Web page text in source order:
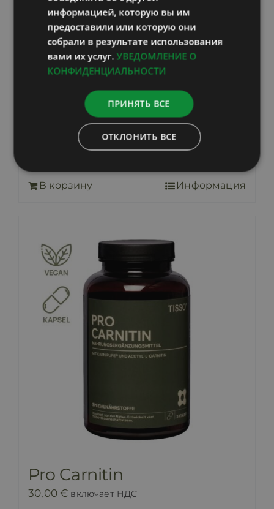
Upgraders Активный
пребиотик и пробиотик
включает НДС
В корзину Информация
Pro Carnitin
30,00€ включает НДС
информацией, которую вы им
предоставили или которую они
собрали в результате использования
вами их услуг. УВЕДОМЛЕНИЕ О
КОНФИДЕНЦИАЛЬНОСТИ
ПРИНЯТЬ ВСЕ
ОТКЛОНИТЬ ВСЕ